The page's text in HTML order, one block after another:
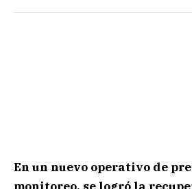
En un nuevo operativo de